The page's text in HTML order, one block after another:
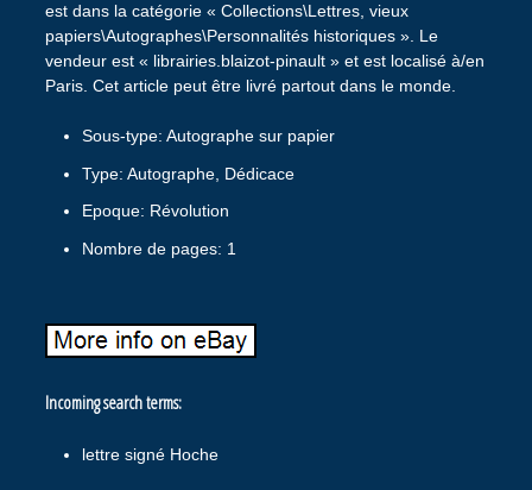
est dans la catégorie « Collections\Lettres, vieux
papiers\Autographes\Personnalités historiques ». Le
vendeur est « librairies.blaizot-pinault » et est localisé à/en
Paris. Cet article peut être livré partout dans le monde.
Sous-type: Autographe sur papier
Type: Autographe, Dédicace
Epoque: Révolution
Nombre de pages: 1
Incoming search terms:
lettre signé Hoche